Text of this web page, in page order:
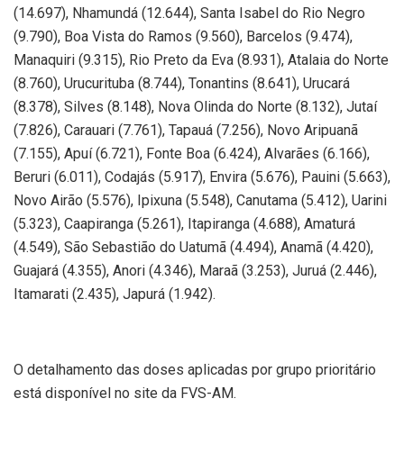
(14.697), Nhamundá (12.644), Santa Isabel do Rio Negro
(9.790), Boa Vista do Ramos (9.560), Barcelos (9.474),
Manaquiri (9.315), Rio Preto da Eva (8.931), Atalaia do Norte
(8.760), Urucurituba (8.744), Tonantins (8.641), Urucará
(8.378), Silves (8.148), Nova Olinda do Norte (8.132), Jutaí
(7.826), Carauari (7.761), Tapauá (7.256), Novo Aripuanã
(7.155), Apuí (6.721), Fonte Boa (6.424), Alvarães (6.166),
Beruri (6.011), Codajás (5.917), Envira (5.676), Pauini (5.663),
Novo Airão (5.576), Ipixuna (5.548), Canutama (5.412), Uarini
(5.323), Caapiranga (5.261), Itapiranga (4.688), Amaturá
(4.549), São Sebastião do Uatumã (4.494), Anamã (4.420),
Guajará (4.355), Anori (4.346), Maraã (3.253), Juruá (2.446),
Itamarati (2.435), Japurá (1.942).
O detalhamento das doses aplicadas por grupo prioritário
está disponível no site da FVS-AM.